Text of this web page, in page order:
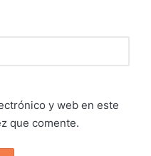
y web en este
que comente.